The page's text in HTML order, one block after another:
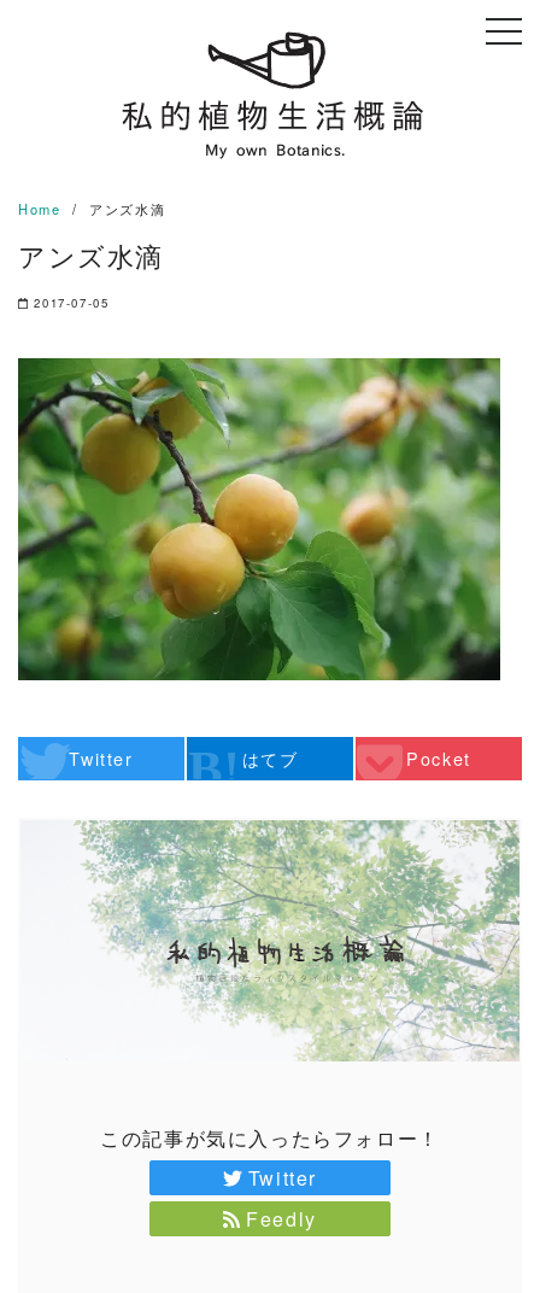
Home アンズ水滴
アンズ水滴
2017-07-05
Twitter はてブ Pocket
この記事が気に入ったらフォロー！
Twitter
Feedly